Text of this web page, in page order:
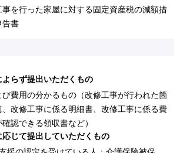
を行った家屋に対する固定資産税の減額措
告書
らず提出いただくもの
費用の分かるもの（改修工事が行われた箇
改修工事に係る明細書、改修工事に係る費
認できる領収書など）
じて提出していただくもの